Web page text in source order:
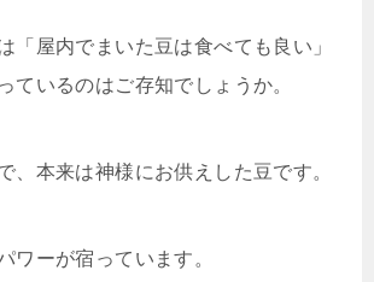
「屋内でまいた豆は食べても良い」
ているのはご存知でしょうか。
、本来は神様にお供えした豆です。
ワーが宿っています。